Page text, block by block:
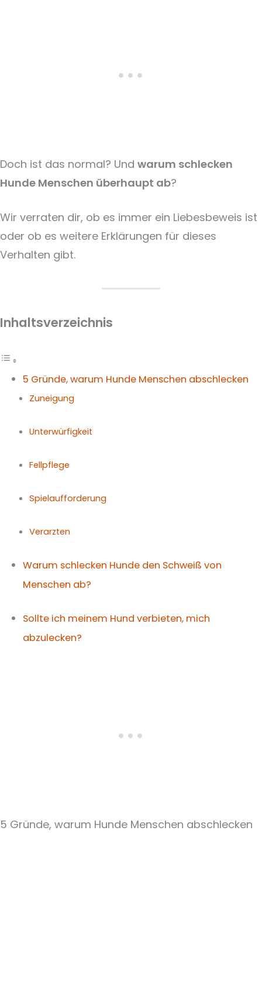
Doch ist das normal? Und warum schlecken
Hunde Menschen überhaupt ab?
Wir verraten dir, ob es immer ein Liebesbeweis ist
oder ob es weitere Erklärungen für dieses
Verhalten gibt.
Inhaltsverzeichnis
5 Gründe, warum Hunde Menschen abschlecken
Zuneigung
Unterwürfigkeit
Fellpflege
Spielaufforderung
Verarzten
Warum schlecken Hunde den Schweiß von
Menschen ab?
Sollte ich meinem Hund verbieten, mich
abzulecken?
5 Gründe, warum Hunde Menschen abschlecken